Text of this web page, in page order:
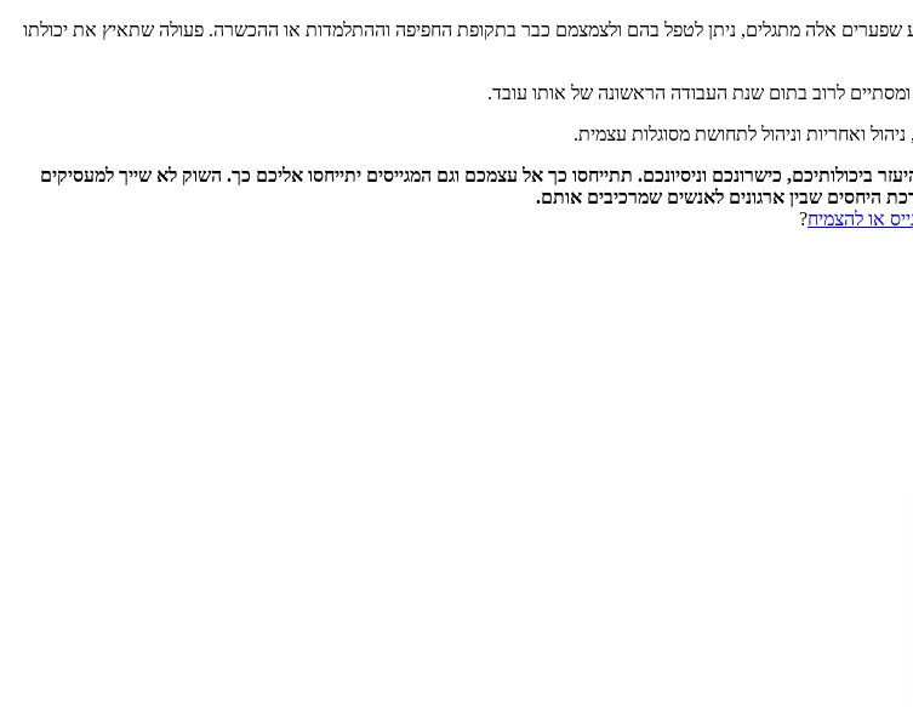
שפערים אלה מתגלים, ניתן לטפל בהם ולצמצמם כבר בתקופת החפיפה וההתלמדות או ההכשרה. פעולה שתאיץ את יכולתו
לרוב בתום שנת העבודה הראשונה של אותו עובד.
ואחריות וניהול לתחושת מסוגלות עצמית.
ביכולותיכם, כישרונכם וניסיונכם. תתייחסו כך אל עצמכם וגם המגייסים יתייחסו אליכם כך. השוק לא שייך למעסיקים
היחסים שבין ארגונים לאנשים שמרכיבים אותם.
או להצמיח?